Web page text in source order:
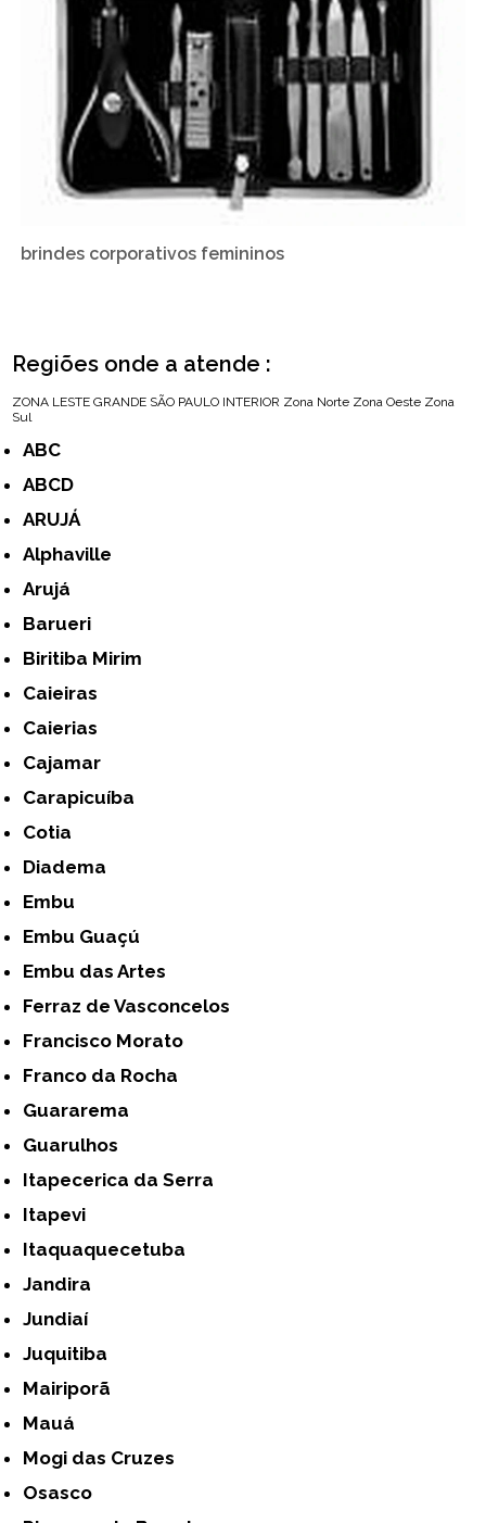
brindes corporativos femininos
Regiões onde a atende :
ZONA LESTE GRANDE SÃO PAULO INTERIOR Zona Norte Zona Oeste Zona
Sul
ABC
ABCD
ARUJÁ
Alphaville
Arujá
Barueri
Biritiba Mirim
Caieiras
Caierias
Cajamar
Carapicuíba
Cotia
Diadema
Embu
Embu Guaçú
Embu das Artes
Ferraz de Vasconcelos
Francisco Morato
Franco da Rocha
Guararema
Guarulhos
Itapecerica da Serra
Itapevi
Itaquaquecetuba
Jandira
Jundiaí
Juquitiba
Mairiporã
Mauá
Mogi das Cruzes
Osasco